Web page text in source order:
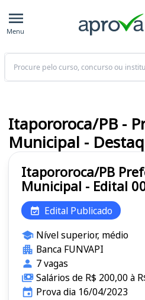
Menu
Buscar
Itapororoca/PB
Municipal - Edital
Edital Publicado
Nível superior, médio
Banca FUNVAPI
7 vagas
Salários de R$ 200,00 à
Prova dia 16/04/2023
Itapororoca/PB -
Municipal -